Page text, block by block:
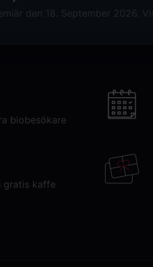
den 18. September 2026.
biobesökare
gratis kaffe